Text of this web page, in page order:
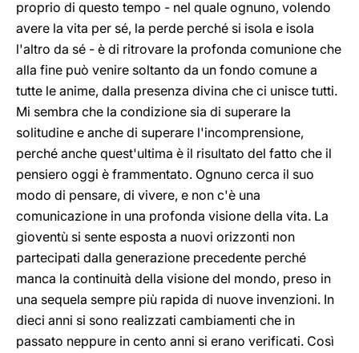
proprio di questo tempo - nel quale ognuno, volendo
avere la vita per sé, la perde perché si isola e isola
l'altro da sé - è di ritrovare la profonda comunione che
alla fine può venire soltanto da un fondo comune a
tutte le anime, dalla presenza divina che ci unisce tutti.
Mi sembra che la condizione sia di superare la
solitudine e anche di superare l'incomprensione,
perché anche quest'ultima è il risultato del fatto che il
pensiero oggi è frammentato. Ognuno cerca il suo
modo di pensare, di vivere, e non c'è una
comunicazione in una profonda visione della vita. La
gioventù si sente esposta a nuovi orizzonti non
partecipati dalla generazione precedente perché
manca la continuità della visione del mondo, preso in
una sequela sempre più rapida di nuove invenzioni. In
dieci anni si sono realizzati cambiamenti che in
passato neppure in cento anni si erano verificati. Così